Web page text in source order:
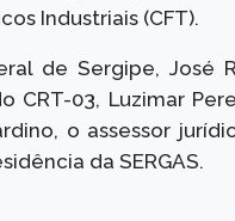
Industriais (CFT).
de Sergipe, José
03, Luzimar
o assessor
da SERGAS.